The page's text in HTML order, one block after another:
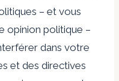
– et vous
opinion politique –
dans votre
et des directives